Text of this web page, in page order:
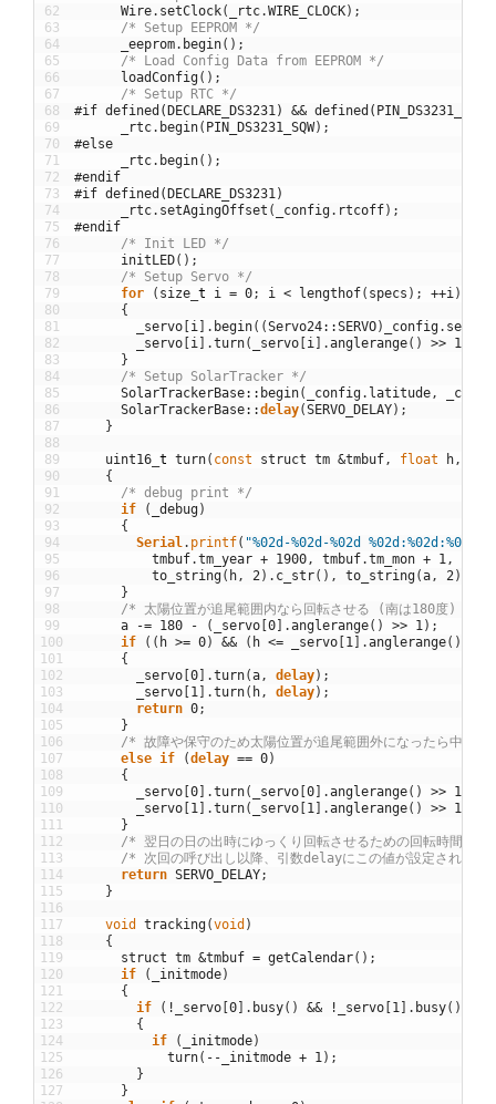
62
63
64
65
66
67
68
69
70
71
72
73
74
75
76
77
78
79
80
81
82
83
84
85
86
87
88
89
90
91
92
93
94
95
96
97
98
99
100
101
102
103
104
105
106
107
108
109
110
111
112
113
114
115
116
117
118
119
120
121
122
123
124
125
126
127
Wire. setClock( _rtc.WIRE_CLOCK) ;
/* Setup EEPROM */
_eeprom. begin( ) ;
/* Load Config Data from EEPROM */
loadConfig( ) ;
/* Setup RTC */
#if defined(DECLARE_DS3231) && defined(PIN_DS3231_SQW)
_rtc. begin( PIN_DS3231_SQW) ;
#else
_rtc. begin( ) ;
#endif
#if defined(DECLARE_DS3231)
_rtc. setAgingOffset ( _config. rtcoff) ;
#endif
/* Init LED */
initLED( ) ;
/* Setup Servo */
for
( size t i = 0; i < lengthof( specs ) ; ++i)
{
_servo i . begin( (Servo24::SERVO) _config. servo
_servo i .turn( _servo i .anglerange( ) >> 1
}
/* Setup SolarTracker */
SolarTrackerBase:: begin( _config. latitude,
SolarTrackerBase::delay(SERVO_DELAY) ;
}
uint16 t turn( const struct tm &tmbuf, float h,
{
/* debug print */
if
( _debug)
{
Serial. printf( "%02d-%02d-%02d
tmbuf.tm_year + 1900, tmbuf.tm_mon + 1,
to_string( h, 2) . c_str( ) , to_string(a, 2)
}
/* 太陽位置が追尾範囲内なら回転させる (南は180度) */
a
-= 180 - ( _servo 0 .anglerange( ) >> 1) ;
if
( ( h >= 0) && ( h <= _servo 1 .anglerange( )
{
_servo 0 .turn(a, delay) ;
_servo 1 .turn( h, delay) ;
return 0;
}
/* 故障や保守のため太陽位置が追尾範囲外になったら中立
else if (delay == 0)
{
_servo 0 .turn( _servo 0 .anglerange( ) >> 1
_servo 1 .turn( _servo 1 .anglerange( ) >> 1
}
/* 翌日の日の出時にゆっくり回転させるための回転時間(
/* 次回の呼び出し以降、引数delayにこの値が設定される
return SERVO_DELAY;
}
void tracking(void )
{
struct tm &tmbuf = getCalendar( ) ;
if
( _initmode)
{
if
( ! _servo 0 . busy( ) && ! _servo 1 . busy( )
{
if
( _initmode)
turn( -- _initmode + 1) ;
}
}